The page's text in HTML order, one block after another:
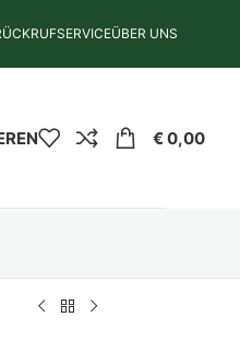
ÜBER UNS
€0,00